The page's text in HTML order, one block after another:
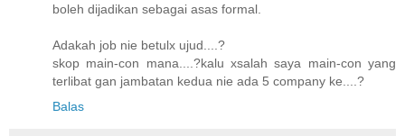
boleh dijadikan sebagai asas formal.
Adakah job nie betulx ujud....?
skop main-con mana....?kalu xsalah saya main-con yang
terlibat gan jambatan kedua nie ada 5 company ke....?
Balas